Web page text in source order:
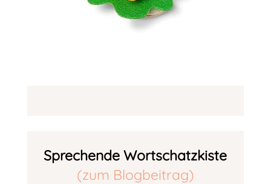
Sprechende Wortschatzkiste
(zum Blogbeitrag)